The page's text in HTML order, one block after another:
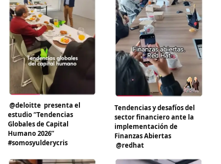
​ @deloitte presenta el
estudio “Tendencias
Globales de Capital
Humano 2026”
#somosyulderycris
Tendencias y desafíos del
sector financiero ante la
implementación de
Finanzas Abiertas
@redhat ​